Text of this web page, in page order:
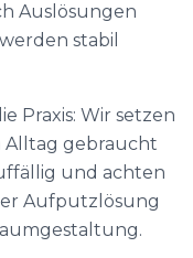
Auslösungen
stabil
Praxis: Wir setzen
Alltag gebraucht
und achten
Aufputzlösung